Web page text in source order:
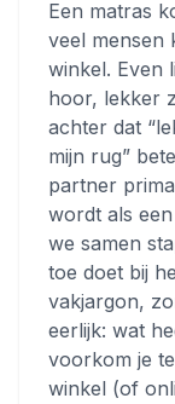
Een matras
veel mensen
winkel. Even
hoor, lekker
achter dat
mijn rug”
partner
wordt als
we samen
toe doet bij
vakjargon,
eerlijk: wat
voorkom je
winkel (of